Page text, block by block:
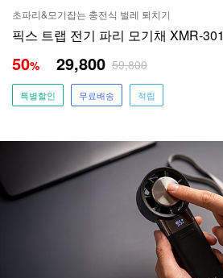
초파리&모기잡는 충전식 벌레 퇴치기
픽스 트랩 전기 파리 모기채 XMR-301
50% 29,800 59,800
특별할인 무료배송 적립